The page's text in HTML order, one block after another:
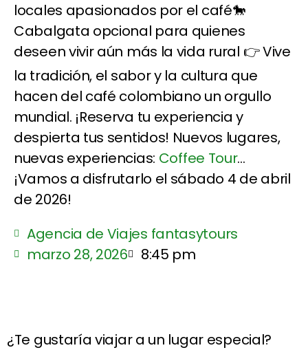
locales apasionados por el café🐎
Cabalgata opcional para quienes
deseen vivir aún más la vida rural 👉 Vive
la tradición, el sabor y la cultura que
hacen del café colombiano un orgullo
mundial. ¡Reserva tu experiencia y
despierta tus sentidos! Nuevos lugares,
nuevas experiencias: Coffee Tour...
¡Vamos a disfrutarlo el sábado 4 de abril
de 2026!
Agencia de Viajes fantasytours
marzo 28, 2026
8:45 pm
¿Te gustaría viajar a un lugar especial?